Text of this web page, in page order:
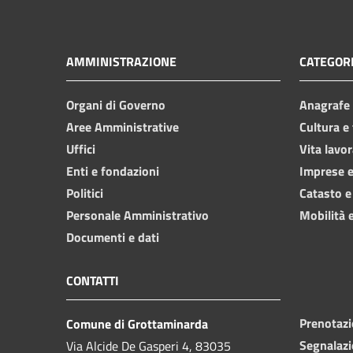
AMMINISTRAZIONE
Organi di Governo
Aree Amministrative
Uffici
Enti e fondazioni
Politici
Personale Amministrativo
Documenti e dati
Cultura
Vita
Imprese
Catasto
Mobilità
CONTATTI
Comune di Grottaminarda
Via Alcide De Gasperi 4, 83035